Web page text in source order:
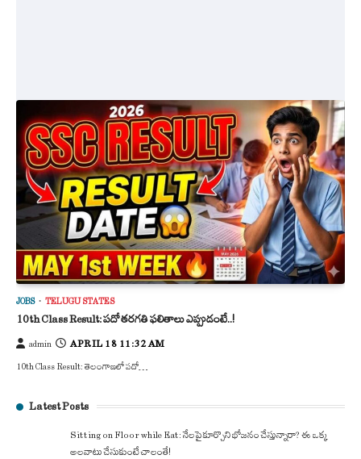
JOBS TELUGU STATES
10th Class Result: పదో తరగతి ఫలితాలు ఎప్పుడంటే..!
admin APRIL 18 11:32 AM
10th Class Result: తెలంగాణలో పదో…
Latest Posts
Sitting on Floor while Eat: నేలపై కూర్చొని భోజనం చేస్తున్నారా? ఈ ఒక్క
అలవాటు చేసుకుంటే చాలంతే!